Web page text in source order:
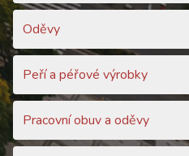
Oděvy
Peří a péřové výrobky
Pracovní obuv a oděvy